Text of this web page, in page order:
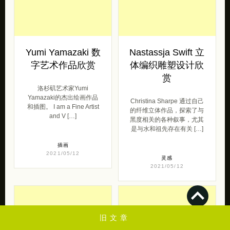
旧文章
Yumi Yamazaki 数
字艺术作品欣赏
洛杉矶艺术家Yumi
Yamazaki的杰出绘画作品
和插图。 I am a Fine Artist
and V […]
插画
2021/05/12
Nastassja Swift 立
体编织雕塑设计欣
赏
Christina Sharpe 通过自己
的纤维立体作品，探索了与
黑度相关的各种叙事，尤其
是与水和祖先存在有关 […]
灵感
2021/05/12